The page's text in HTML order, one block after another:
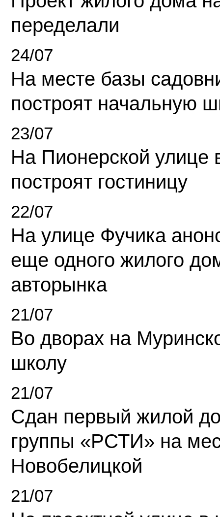
переделали
24/07
На месте базы
построят начальную
23/07
На Пионерской улице
построят гостиницу
22/07
На улице Фучика
еще одного жилого
авторынка
21/07
Во дворах на
школу
21/07
Сдан первый жилой
группы «РСТИ» на
Новобелицкой
21/07